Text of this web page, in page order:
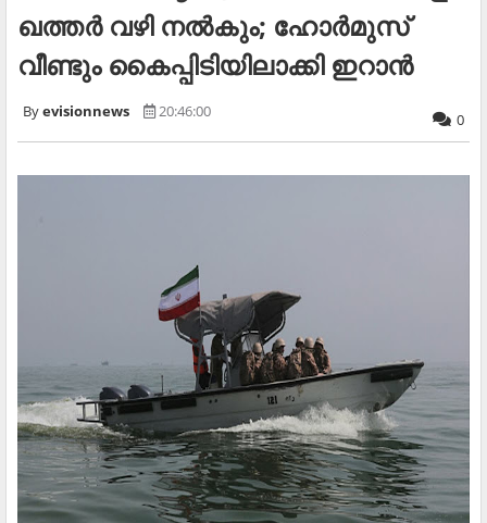
ഖത്തർ വഴി നൽകും; ഹോർമുസ്
വീണ്ടും കൈപ്പിടിയിലാക്കി ഇറാൻ
evisionnews 20:46:00 0